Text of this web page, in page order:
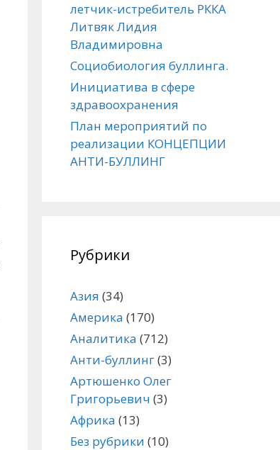
летчик-истребитель РККА
Литвяк Лидия
Владимировна
Социобиология буллинга.
Инициатива в сфере
здравоохранения
План мероприятий по
реализации КОНЦЕПЦИИ
АНТИ-БУЛЛИНГ
Рубрики
Азия (34)
Америка (170)
Аналитика (712)
Анти-буллинг(3)
Артюшенко Олег
Григорьевич (3)
Африка (13)
Без рубрики (10)